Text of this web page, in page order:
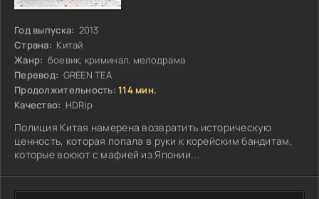
Год выпуска: 2013
Страна: Китай
Жанр: боевик, криминал, мелодрама
Перевод: GREEN TEA
Продолжительность: 114 мин.
Качество: HDRip
Полиция Китая намерена возвратить историческую
ценность, которая попала в руки к корейским бандитам,
которые воюют с мафией из Японии...